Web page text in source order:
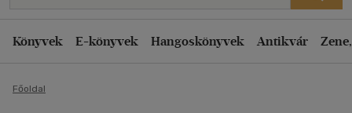
Könyvek E-könyvek Hangoskönyvek Antikvár
Főoldal